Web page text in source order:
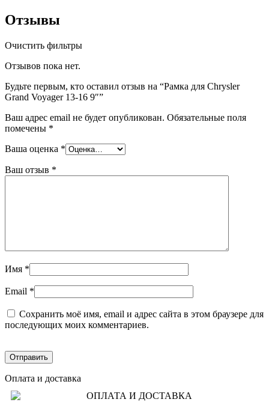
Отзывы
Очистить фильтры
Отзывов пока нет.
Будьте первым, кто оставил отзыв на “Рамка для Chrysler
Grand Voyager 13-16 9″”
Ваш адрес email не будет опубликован. Обязательные поля
помечены *
Ваша оценка *
Ваш отзыв *
Имя *
Email *
Сохранить моё имя, email и адрес сайта в этом браузере для
последующих моих комментариев.
Оплата и доставка